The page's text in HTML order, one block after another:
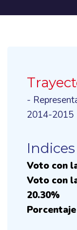
-
2014-2015
Indices
Voto con
Voto con
20.30%